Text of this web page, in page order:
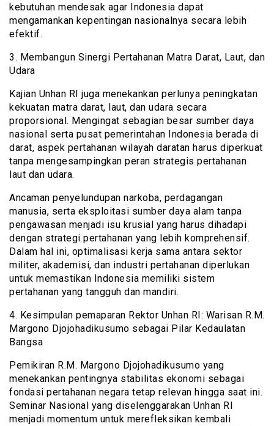
kebutuhan mendesak agar Indonesia dapat
mengamankan kepentingan nasionalnya secara lebih
efektif.
3. Membangun Sinergi Pertahanan Matra Darat, Laut, dan
Udara
Kajian Unhan RI juga menekankan perlunya peningkatan
kekuatan matra darat, laut, dan udara secara
proporsional. Mengingat sebagian besar sumber daya
nasional serta pusat pemerintahan Indonesia berada di
darat, aspek pertahanan wilayah daratan harus diperkuat
tanpa mengesampingkan peran strategis pertahanan
laut dan udara.
Ancaman penyelundupan narkoba, perdagangan
manusia, serta eksploitasi sumber daya alam tanpa
pengawasan menjadi isu krusial yang harus dihadapi
dengan strategi pertahanan yang lebih komprehensif.
Dalam hal ini, optimalisasi kerja sama antara sektor
militer, akademisi, dan industri pertahanan diperlukan
untuk memastikan Indonesia memiliki sistem
pertahanan yang tangguh dan mandiri.
4. Kesimpulan pemaparan Rektor Unhan RI: Warisan R.M.
Margono Djojohadikusumo sebagai Pilar Kedaulatan
Bangsa
Pemikiran R.M. Margono Djojohadikusumo yang
menekankan pentingnya stabilitas ekonomi sebagai
fondasi pertahanan negara tetap relevan hingga saat ini.
Seminar Nasional yang diselenggarakan Unhan RI
menjadi momentum untuk merefleksikan kembali